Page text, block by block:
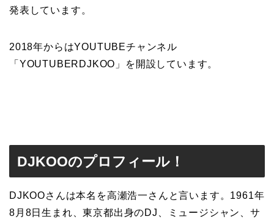
発表しています。
2018年からはYOUTUBEチャンネル
「YOUTUBERDJKOO」を開設しています。
DJKOOのプロフィール！
DJKOOさんは本名を高瀬浩一さんと言います。1961年
8月8日生まれ、東京都出身のDJ、ミュージシャン、サ